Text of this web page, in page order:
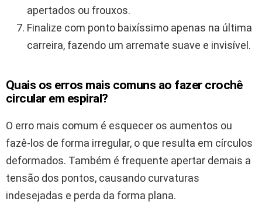
apertados ou frouxos.
Finalize com ponto baixíssimo apenas na última
carreira, fazendo um arremate suave e invisível.
Quais os erros mais comuns ao fazer crochê
circular em espiral?
O erro mais comum é esquecer os aumentos ou
fazê-los de forma irregular, o que resulta em círculos
deformados. Também é frequente apertar demais a
tensão dos pontos, causando curvaturas
indesejadas e perda da forma plana.